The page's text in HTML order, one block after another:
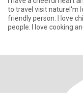
to travel visit natureI'm
friendly person. I love
people. I love cooking